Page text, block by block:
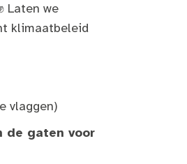
Laten we
klimaatbeleid
vlaggen)
de gaten voor